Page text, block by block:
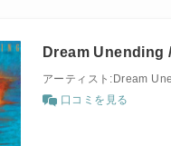
Dream Unending
アーティスト:Dream
口コミを見る